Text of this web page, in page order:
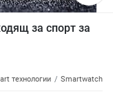
за спорт за
технологии Smartwatch